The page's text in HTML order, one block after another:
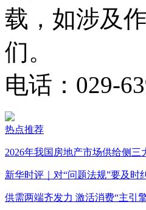
载，如涉及
们。
电话：029-
热点推荐
2026年我国房地产市场供给侧三
新华时评｜对“问题法规”要及时
供需两端齐发力 激活消费“主引